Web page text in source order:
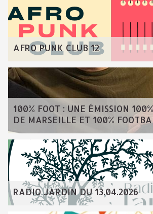
AFRO PUNK CLUB 12
100% FOOT : UNE ÉMISSION
DE MARSEILLE ET 100%
RADIO JARDIN DU 13.04.2026